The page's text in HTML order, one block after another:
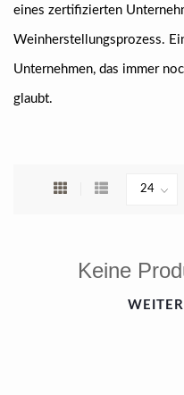
eines zertifizierten
Weinherstellungsprozess.
Unternehmen, das immer
glaubt.
Keine